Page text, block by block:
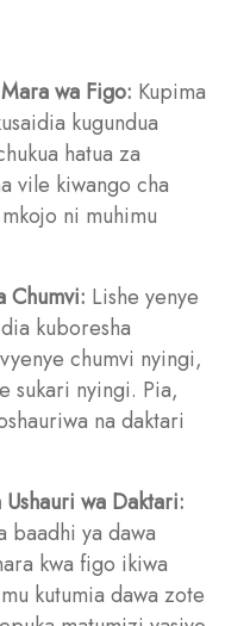
wa Figo: Kupima
kugundua
hatua za
vile kiwango cha
ni muhimu
Chumvi: Lishe yenye
kuboresha
chumvi nyingi,
sukari nyingi. Pia,
na daktari
wa Daktari:
baadhi ya dawa
kwa figo ikiwa
kutumia dawa zote